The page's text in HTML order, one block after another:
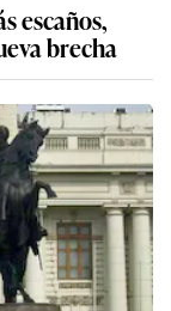
escaños,
brecha